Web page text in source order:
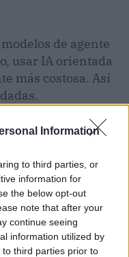
Information
to third parties, or
information for
the below opt-out
note that after your
continue seeing
information utilized by
third parties prior to
de agente
usar IA orientada
más costosa. Así